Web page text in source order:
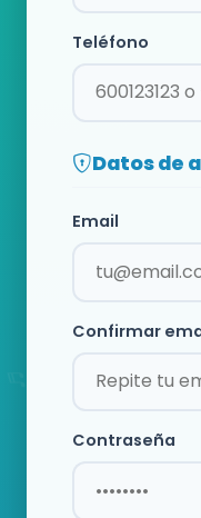
Teléfono
Datos de
Email
Confirmar
Contraseña